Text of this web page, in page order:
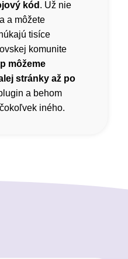
kód . Už nie
a môžete
tisíce
komunite
môžeme
stránky až po
a behom
iného.